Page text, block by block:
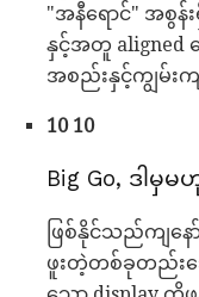
"အနီရောင်" အစွန်း
နှင့်အတူ aligned
အစည်းနှင့်ကျွမ်း
10 10
Big Go, ဒါမှ
ဖြစ်နိုင်သည်ကျန
ဖူးတဲ့တစ်ခုတည်းသ